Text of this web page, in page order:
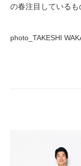
の春注目しているも
photo_TAKESHI